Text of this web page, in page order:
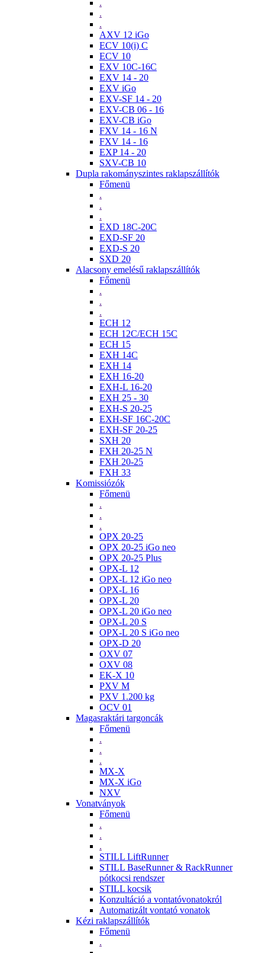
.
.
.
AXV 12 iGo
ECV 10(i) C
ECV 10
EXV 10C-16C
EXV 14 - 20
EXV iGo
EXV-SF 14 - 20
EXV-CB 06 - 16
EXV-CB iGo
FXV 14 - 16 N
FXV 14 - 16
EXP 14 - 20
SXV-CB 10
Dupla rakományszintes raklapszállítók
Főmenü
.
.
.
EXD 18C-20C
EXD-SF 20
EXD-S 20
SXD 20
Alacsony emelésű raklapszállítók
Főmenü
.
.
.
ECH 12
ECH 12C/ECH 15C
ECH 15
EXH 14C
EXH 14
EXH 16-20
EXH-L 16-20
EXH 25 - 30
EXH-S 20-25
EXH-SF 16C-20C
EXH-SF 20-25
SXH 20
FXH 20-25 N
FXH 20-25
FXH 33
Komissiózók
Főmenü
.
.
.
OPX 20-25
OPX 20-25 iGo neo
OPX 20-25 Plus
OPX-L 12
OPX-L 12 iGo neo
OPX-L 16
OPX-L 20
OPX-L 20 iGo neo
OPX-L 20 S
OPX-L 20 S iGo neo
OPX-D 20
OXV 07
OXV 08
EK-X 10
PXV M
PXV 1.200 kg
OCV 01
Magasraktári targoncák
Főmenü
.
.
.
MX-X
MX-X iGo
NXV
Vonatványok
Főmenü
.
.
.
STILL LiftRunner
STILL BaseRunner & RackRunner
pótkocsi rendszer
STILL kocsik
Konzultáció a vontatóvonatokról
Automatizált vontató vonatok
Kézi raklapszállítók
Főmenü
.